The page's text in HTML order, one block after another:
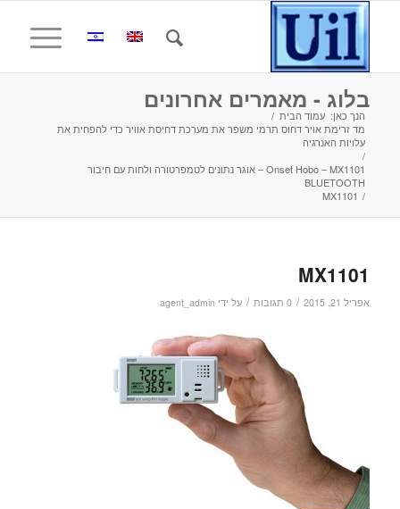
בלוג - מאמרים אחרונים
הנך כאן: עמוד הבית /
מד זרימת אויר דחוס תרמי משפר את מערכת דחיסת אוויר כדי להפחית את
עלויות האנרגיה
/
Onset Hobo – MX1101 – אוגר נתונים לטמפרטורה ולחות עם חיבור
BLUETOOTH
/
MX1101
MX1101
אפריל 21, 2015 / 0 תגובות / על ידי agent_admin